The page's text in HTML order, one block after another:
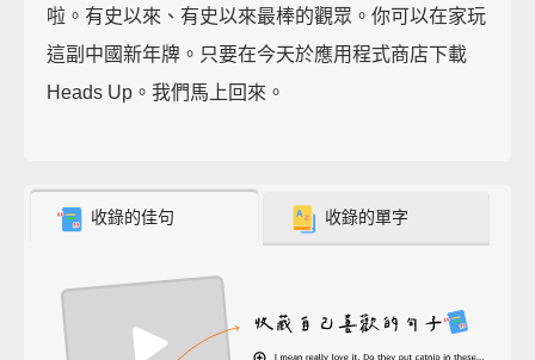
啦。有史以來、有史以來最棒的觀眾。你可以在家玩
這副中國新年牌。只要在今天於應用程式商店下載
Heads Up。我們馬上回來。
收錄的佳句 收錄的單字